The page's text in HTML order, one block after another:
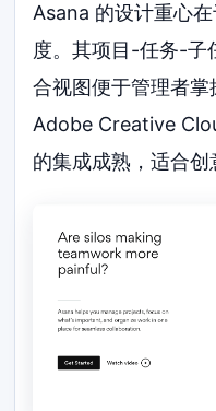
Asana 的设计重心
度。其项目-任务-子
合视图便于管理者
Adobe Creative
的集成成熟，适合创